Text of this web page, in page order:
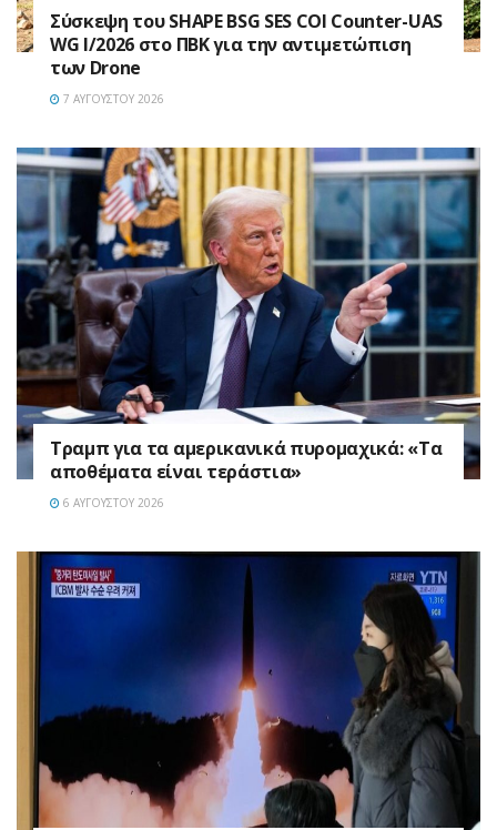
Σύσκεψη του SHAPE BSG SES COI Counter-UAS
WG I/2026 στο ΠΒΚ για την αντιμετώπιση
των Drone
7 ΑΥΓΟΎΣΤΟΥ 2026
Τραμπ για τα αμερικανικά πυρομαχικά: «Τα
αποθέματα είναι τεράστια»
6 ΑΥΓΟΎΣΤΟΥ 2026